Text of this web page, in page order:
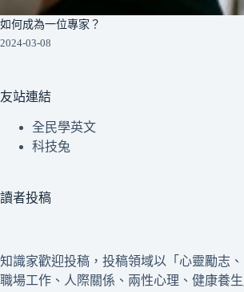
如何成為一位專家？
2024-03-08
友站連結
全民學英文
科技兔
讀者投稿
知識家歡迎投稿，投稿領域以「心靈勵志、
職場工作、人際關係、兩性心理、健康養